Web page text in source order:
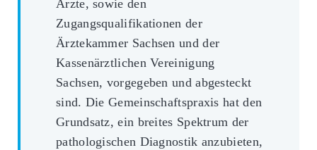
Ärzte, sowie den
Zugangsqualifikationen der
Ärztekammer Sachsen und der
Kassenärztlichen Vereinigung
Sachsen, vorgegeben und abgesteckt
sind. Die Gemeinschaftspraxis hat den
Grundsatz, ein breites Spektrum der
pathologischen Diagnostik anzubieten,